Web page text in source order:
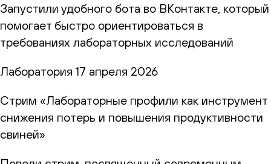
Запустили удобного бота во ВКонтакте, который
помогает быстро ориентироваться в
требованиях лабораторных исследований
Лаборатория 17 апреля 2026
Стрим «Лабораторные профили как инструмент
снижения потерь и повышения продуктивности
свиней»